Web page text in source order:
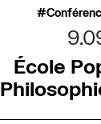
École